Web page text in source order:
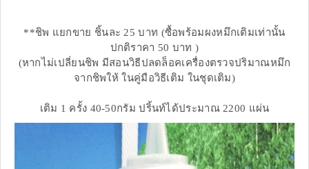
**ชิพ แยกขาย ชิ้นละ 25 บาท (ซื้อพร้อมผงหมึกเติมเท่านั้น
ปกติราคา 50 บาท )
(หากไม่เปลี่ยนชิพ มีสอนวิธีปลดล็อคเครื่องตรวจปริมาณหมึก
จากชิพให้ ในคู่มือวิธีเติม ในชุดเติม)
เติม 1 ครั้ง 40-50กรัม ปริ้นท์ได้ประมาณ 2200 แผ่น